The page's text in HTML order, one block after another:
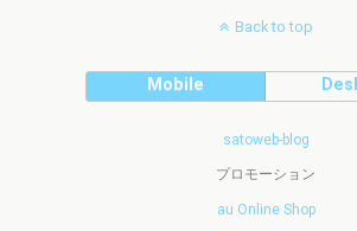
Back to top
Mobile
satoweb-blog
プロモーション
au Online Shop